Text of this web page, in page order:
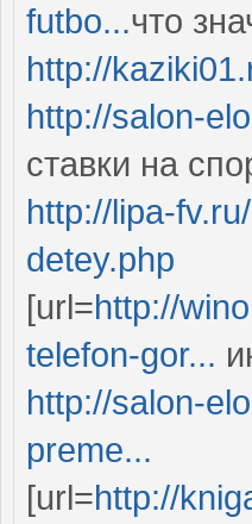
futbo...что
http://
http://salon-
ставки на
http://lipa-
detey.php
[url=http://
telefon-gor...
http://salon-
preme...
[url=http://